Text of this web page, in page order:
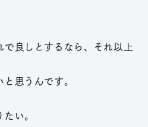
で良しとするなら、それ以上
思うんです。
い。